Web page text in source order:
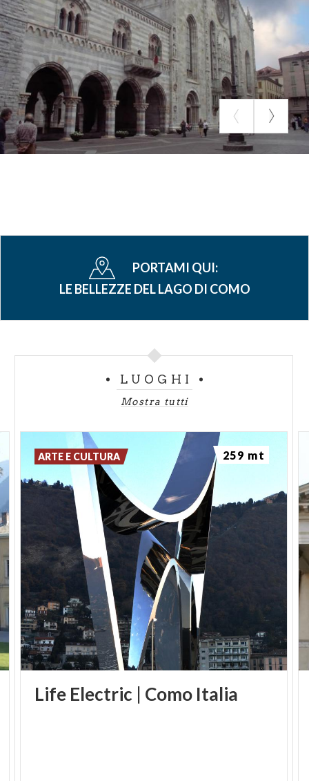
PORTAMI QUI:
LE BELLEZZE DEL LAGO DI COMO
LUOGHI
Mostra tutti
Life Electric Como Italia
ARTE E CULTURA 259 mt